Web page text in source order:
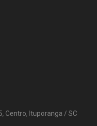
Centro, Ituporanga / SC